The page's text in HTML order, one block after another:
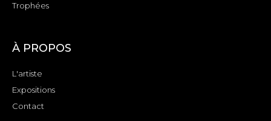
Trophées
À PROPOS
L'artiste
Expositions
Contact